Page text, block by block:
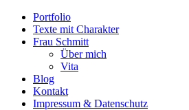
Portfolio
Texte mit Charakter
Frau Schmitt
Über mich
Vita
Blog
Kontakt
Impressum & Datenschutz